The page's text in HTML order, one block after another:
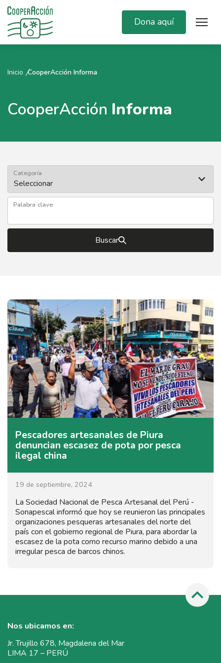
Dona aquí
Inicio CooperAcción Informa
CooperAcción Informa
Categoría
Palabra clave
Buscar
Pescadores artesanales de Piura
denuncian escasez de pota por pesca
ilegal china
19 de septiembre, 2024
La Sociedad Nacional de Pesca Artesanal del Perú -
Sonapescal informó que hoy se reunieron las principales
organizaciones pesqueras artesanales del norte del
país con el gobierno regional de Piura, para abordar la
escasez de la pota como recurso marino debido a una
irregular pesca de barcos chinos.
Nos ubicamos en:
Jr. Trujillo 678, Magdalena del Mar
LIMA 17 – PERÚ